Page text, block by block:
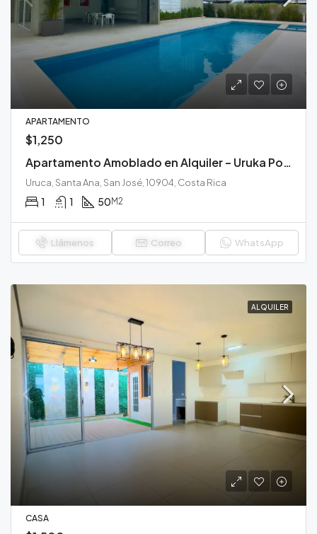
APARTAMENTO
$1,250
Apartamento Amoblado en Alquiler – Uruka Point
Uruca, Santa Ana, San José, 10904, Costa Rica
1 1 50M2
Llámenos Correo WhatsApp
ALQUILER
CASA